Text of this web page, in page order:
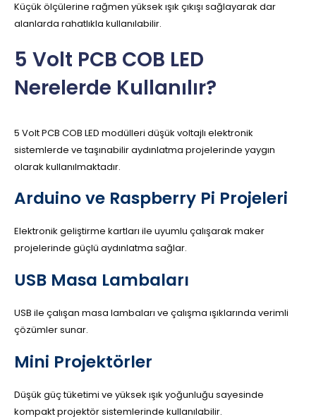
Küçük ölçülerine rağmen yüksek ışık çıkışı sağlayarak dar
alanlarda rahatlıkla kullanılabilir.
5 Volt PCB COB LED
Nerelerde Kullanılır?
5 Volt PCB COB LED modülleri düşük voltajlı elektronik
sistemlerde ve taşınabilir aydınlatma projelerinde yaygın
olarak kullanılmaktadır.
Arduino ve Raspberry Pi Projeleri
Elektronik geliştirme kartları ile uyumlu çalışarak maker
projelerinde güçlü aydınlatma sağlar.
USB Masa Lambaları
USB ile çalışan masa lambaları ve çalışma ışıklarında verimli
çözümler sunar.
Mini Projektörler
Düşük güç tüketimi ve yüksek ışık yoğunluğu sayesinde
kompakt projektör sistemlerinde kullanılabilir.